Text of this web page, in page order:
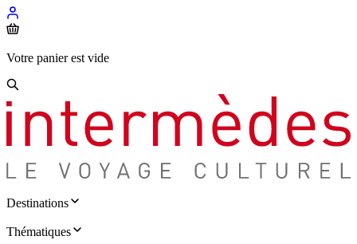
Votre panier est vide
Destinations
Thématiques